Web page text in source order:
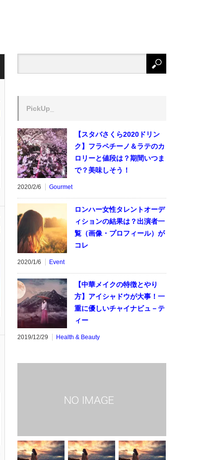
PickUp_
【スタバさくら2020ドリン
ク】フラペチーノ＆ラテのカ
ロリーと値段は？期間いつま
で？美味しそう！
2020/2/6 Gourmet
ロンハー女性タレントオーデ
ィションの結果は？出演者一
覧（画像・プロフィール）が
コレ
2020/1/6 Event
【中華メイクの特徴とやり
方】アイシャドウが大事！一
重に優しいチャイナビュ－テ
ィー
2019/12/29 Health & Beauty